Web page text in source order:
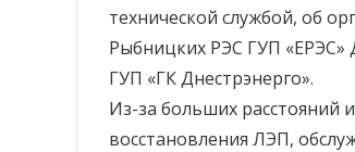
технической службой, об
Рыбницких РЭС ГУП
ГУП «ГК Днестрэнерго».
Из-за больших расстояний
восстановления ЛЭП,